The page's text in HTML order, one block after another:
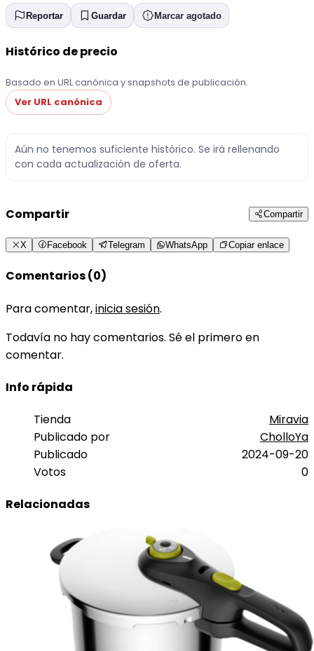
Reportar Guardar Marcar agotado
Histórico de precio
Basado en URL canónica y snapshots de publicación.
Ver URL canónica
Aún no tenemos suficiente histórico. Se irá rellenando
con cada actualización de oferta.
Compartir Compartir
X Facebook Telegram WhatsApp Copiar enlace
Comentarios (0)
Para comentar,inicia sesión.
Todavía no hay comentarios. Sé el primero en
comentar.
Info rápida
Tienda
Miravia
Publicado por
CholloYa
Publicado
2024-09-20
Votos
0
Relacionadas